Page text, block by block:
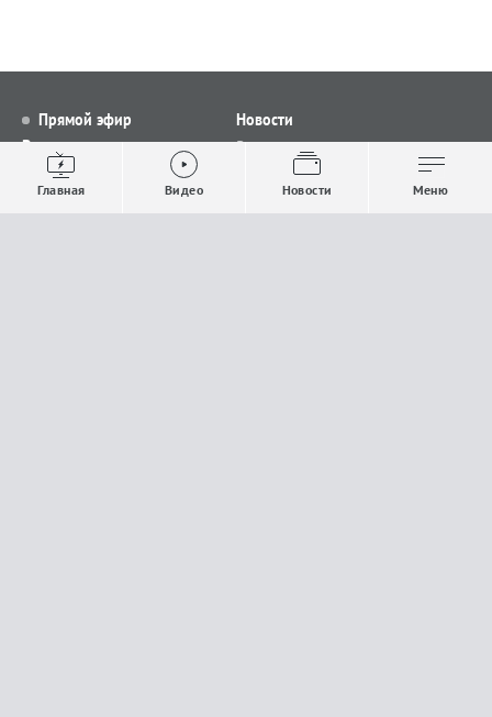
Прямой эфир
Видео
Выпуски новостей
Проекты
Новости
Все новости
Общество
Строительство и ЖКХ
Главная Видео Новости Меню